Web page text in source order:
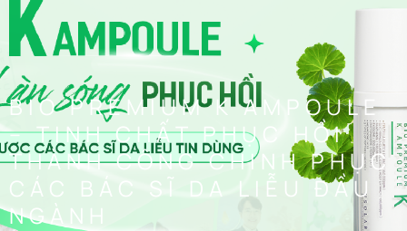
BIO PREMIUM K AMPOULE
– TINH CHẤT PHỤC HỒI
THÀNH CÔNG CHINH PHỤC
CÁC BÁC SĨ DA LIỄU ĐẦU
NGÀNH